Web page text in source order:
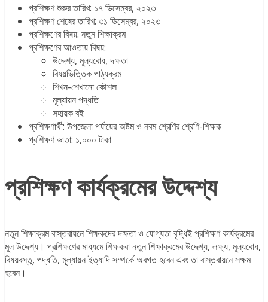
প্রশিক্ষণ শুরুর তারিখ: ১৭ ডিসেম্বর, ২০২৩
প্রশিক্ষণ শেষের তারিখ: ৩১ ডিসেম্বর, ২০২৩
প্রশিক্ষণের বিষয়: নতুন শিক্ষাক্রম
প্রশিক্ষণের আওতায় বিষয়:
উদ্দেশ্য, মূল্যবোধ, দক্ষতা
বিষয়ভিত্তিক পাঠ্যক্রম
শিখন-শেখানো কৌশল
মূল্যায়ন পদ্ধতি
সহায়ক বই
প্রশিক্ষণার্থী: উপজেলা পর্যায়ের অষ্টম ও নবম শ্রেণির শ্রেণি-শিক্ষক
প্রশিক্ষণ ভাতা: ১,০০০ টাকা
প্রশিক্ষণ কার্যক্রমের উদ্দেশ্য
নতুন শিক্ষাক্রম বাস্তবায়নে শিক্ষকদের দক্ষতা ও যোগ্যতা বৃদ্ধিই প্রশিক্ষণ কার্যক্রমের
মূল উদ্দেশ্য। প্রশিক্ষণের মাধ্যমে শিক্ষকরা নতুন শিক্ষাক্রমের উদ্দেশ্য, লক্ষ্য, মূল্যবোধ,
বিষয়বস্তু, পদ্ধতি, মূল্যায়ন ইত্যাদি সম্পর্কে অবগত হবেন এবং তা বাস্তবায়নে সক্ষম
হবেন।